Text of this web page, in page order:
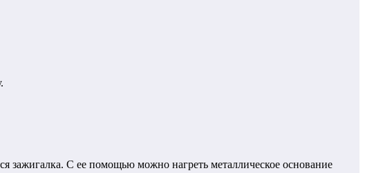
С ее помощью можно нагреть металлическое основание